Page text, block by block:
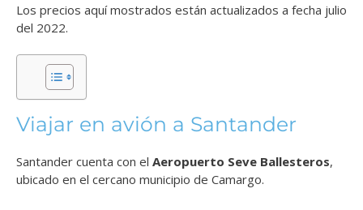
Los precios aquí mostrados están actualizados a fecha julio
del 2022.
Viajar en avión a Santander
Santander cuenta con el Aeropuerto Seve Ballesteros,
ubicado en el cercano municipio de Camargo.